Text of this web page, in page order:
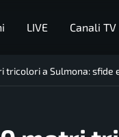
LIVE Canali TV
tricolori a Sulmona: sfide